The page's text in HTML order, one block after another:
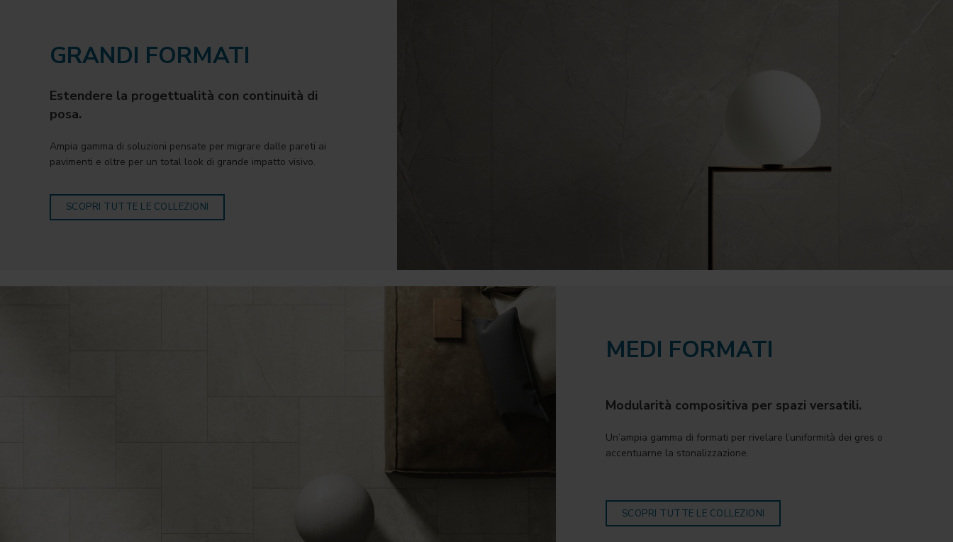
GRANDI FORMATI
Estendere la progettualità con continuità di
posa.
Ampia gamma di soluzioni pensate per migrare dalle pareti ai
pavimenti e oltre per un total look di grande impatto visivo.
SCOPRI TUTTE LE COLLEZIONI
MEDI FORMATI
Modularità compositiva per spazi versatili.
Un’ampia gamma di formati per rivelare l’uniformità dei gres o
accentuarne la stonalizzazione.
SCOPRI TUTTE LE COLLEZIONI